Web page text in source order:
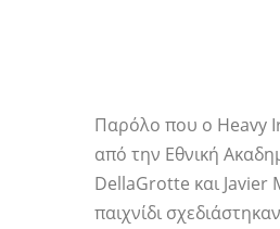
Παρόλο που ο Heavy
από την Εθνική
DellaGrotte και Javier
παιχνίδι